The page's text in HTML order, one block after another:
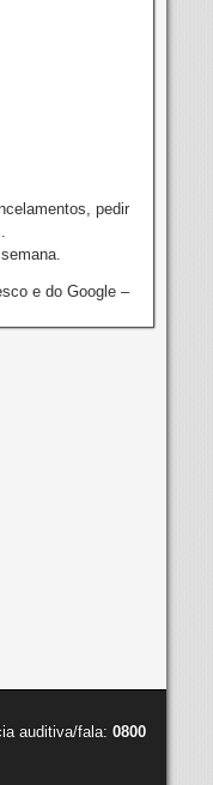
pedir
e do Google –
auditiva/fala: 0800